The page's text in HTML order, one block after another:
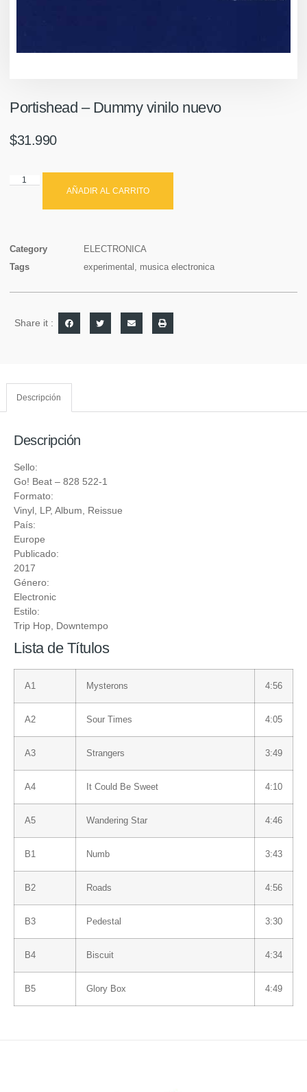
Portishead ‎– Dummy vinilo nuevo
$31.990
AÑADIR AL CARRITO
Category
ELECTRONICA
Tags
experimental musica electronica
Share it :
Descripción
Descripción
Sello:
Go! Beat ‎– 828 522-1
Formato:
Vinyl , LP, Album, Reissue
País:
Europe
Publicado:
2017
Género:
Electronic
Estilo:
Trip Hop Downtempo
Lista de Títulos
A1 Mysterons 4:56
A2 Sour Times 4:05
A3 Strangers 3:49
A4 It Could Be Sweet 4:10
A5 Wandering Star 4:46
B1 Numb 3:43
B2 Roads 4:56
B3 Pedestal 3:30
B4 Biscuit 4:34
B5 Glory Box 4:49